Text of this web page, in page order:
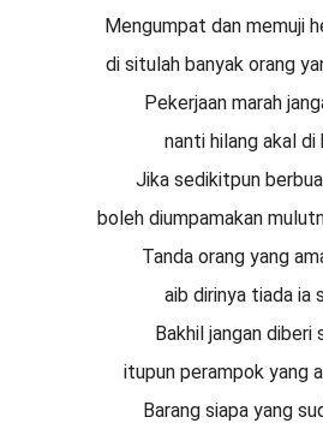
Mengumpat dan memuji
di situlah banyak orang
Pekerjaan marah
nanti hilang akal di
Jika sedikitpun
boleh diumpamakan
Tanda orang yang
aib dirinya tiada ia
Bakhil jangan diberi
itupun perampok yang
Barang siapa yang